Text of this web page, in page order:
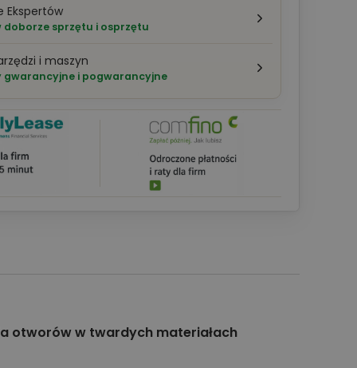
Ekspertów
doborze sprzętu i osprzętu
i maszyn
gwarancyjne i pogwarancyjne
otworów w twardych materiałach